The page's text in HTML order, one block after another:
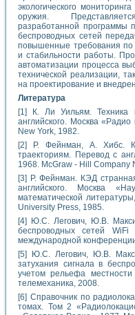
экологического
оружия.
разработанной программы
беспроводных сетей
повышенные требования по
и стабильности работы.
автоматизации процесса
технической реализации,
на проектирование и
Литература
[1] К. Ли Уильям. Техника
английского. Москва
New York, 1982.
[2] P. Фейнман, А. Хибс.
траекториям. Перевод с
1968. McGraw - Hill Company
[3] P. Фейнман. КЭД
английского. Москва
математической
University Press, 1985.
[4] Ю.С. Легович, Ю.В.
беспроводных сетей
международной
[5] Ю.С. Легович, Ю.В.
затухания сигнала в
учетом рельефа
телемеханика, 2008.
[6] Справочник по
томах. Том 2